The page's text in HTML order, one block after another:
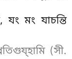
যং মং যাচন্তি
(সী.